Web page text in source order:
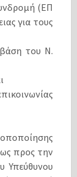
(ΕΠ
για τους
του Ν.
προς την
Υπεύθυνου